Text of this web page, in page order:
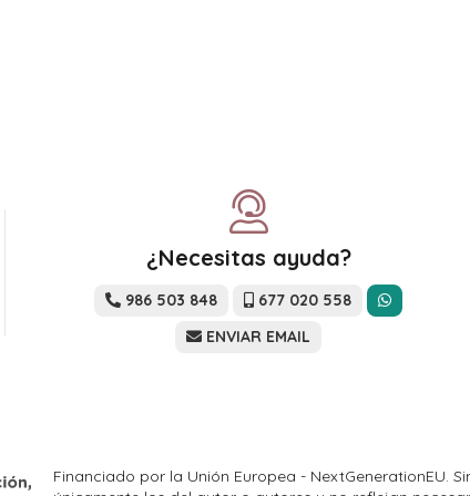
¿Necesitas ayuda?
986 503 848
677 020 558
ENVIAR EMAIL
Financiado por la Unión Europea - NextGenerationEU.